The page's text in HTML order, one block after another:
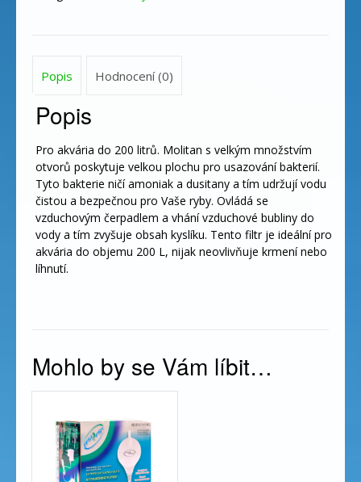
Popis Hodnocení (0)
Popis
Pro akvária do 200 litrů. Molitan s velkým množstvím
otvorů poskytuje velkou plochu pro usazování bakterií.
Tyto bakterie ničí amoniak a dusitany a tím udržují vodu
čistou a bezpečnou pro Vaše ryby. Ovládá se
vzduchovým čerpadlem a vhání vzduchové bubliny do
vody a tím zvyšuje obsah kyslíku. Tento filtr je ideální pro
akvária do objemu 200 L, nijak neovlivňuje krmení nebo
líhnutí.
Mohlo by se Vám líbit…